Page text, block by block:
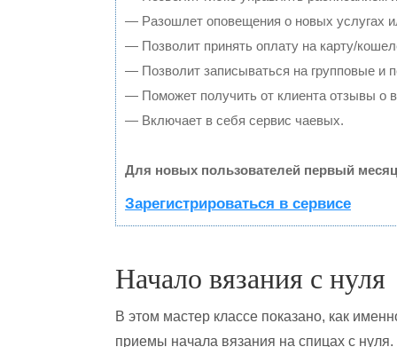
— Разошлет оповещения о новых услугах
— Позволит принять оплату на карту/
— Позволит записываться на групповые и
— Поможет получить от клиента отзывы о
— Включает в себя сервис чаевых.
Для новых пользователей первый
Зарегистрироваться в сервисе
Начало вязания с нуля
В этом мастер классе показано, как
приемы начала вязания на спицах с нуля.